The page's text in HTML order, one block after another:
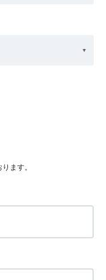
ます。